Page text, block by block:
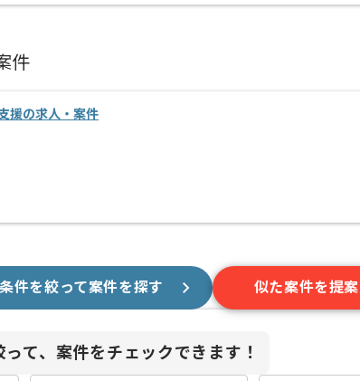
件
援の求人・案件
条件を絞って案件を探す 似た案件を提
て、案件をチェックできます！